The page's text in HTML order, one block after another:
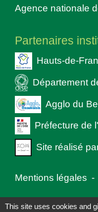
Agence nationale
Partenaires
Hauts-de-
Département
Agglo du
Préfecture de
Site réalisé
Mentions légales -
Politique de
This site uses cookies and